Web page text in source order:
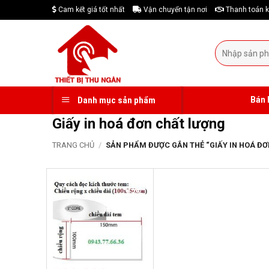
to
Cam kết giá tốt nhất Vận chuyển tận nơi Thanh toán
Tìm
kiếm:
Danh mục sản phẩm
Giấy in hoá đơn chất lượng
TRANG CHỦ / SẢN PHẨM ĐƯỢC GẮN THẺ “GIẤY IN HOÁ
-17%